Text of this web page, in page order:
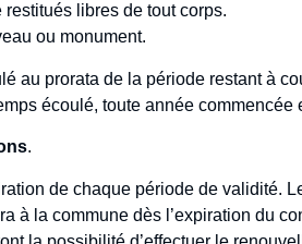
libres de tout corps.
ou monument.
au prorata de la période restant à
écoulé, toute année commencée
.
de chaque période de validité.
à la commune dès l’expiration du